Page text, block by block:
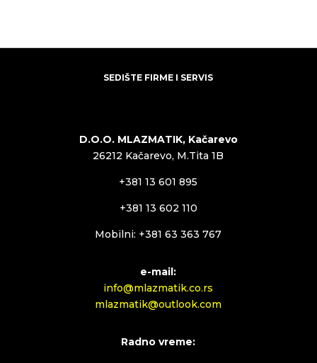
SEDIŠTE FIRME I SERVIS
D.O.O. MLAZMATIK, Kačarevo
26212 Kačarevo, M.Tita 1B
+381 13 601 895
+381 13 602 110
Mobilni: +381 63 363 767
e-mail:
info@mlazmatik.co.rs
mlazmatik@outlook.com
Radno vreme: